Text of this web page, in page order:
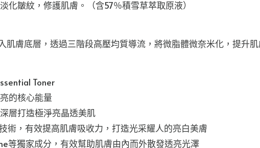
皺紋，修護肌膚。（含57％積雪草萃取原液）
肌膚底層，透過三階段高壓均質導流，將微脂體微奈米化，提升
Toner
的核心能量
層打造極淨亮晶透美肌
術，有效提高肌膚吸收力，打造光采耀人的亮白美膚
獨家成分，有效幫助肌膚由內而外散發透亮光澤